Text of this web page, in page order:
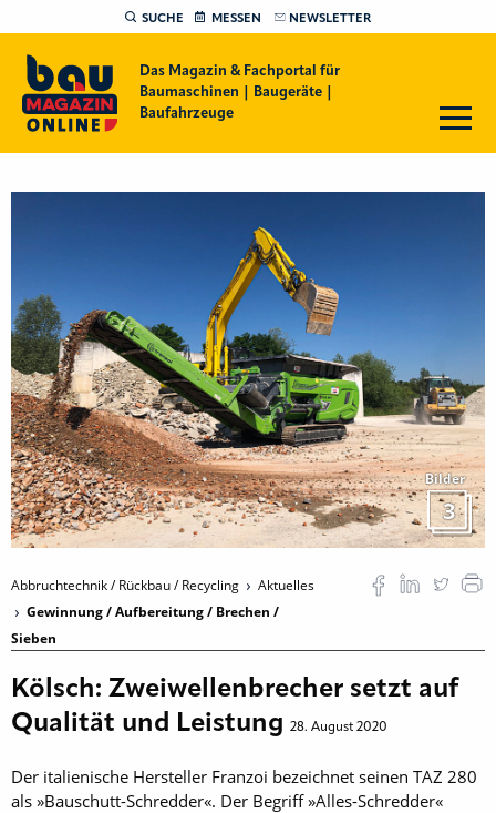
SUCHE MESSEN NEWSLETTER
Das Magazin & Fachportal für
Baumaschinen | Baugeräte |
Baufahrzeuge
Bilder
3
Abbruchtechnik / Rückbau / Recycling
Aktuelles
Gewinnung / Aufbereitung / Brechen /
Sieben
Kölsch: Zweiwellenbrecher setzt auf
Qualität und Leistung 28. August 2020
Der italienische Hersteller Franzoi bezeichnet seinen TAZ 280
als »Bauschutt-Schredder«. Der Begriff »Alles-Schredder«